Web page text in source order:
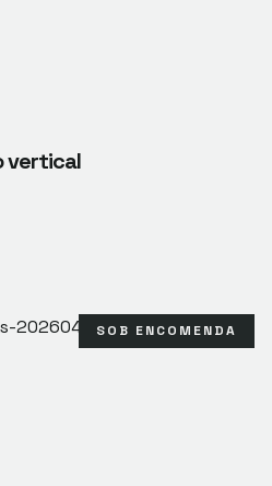
vertical
SOB ENCOMENDA